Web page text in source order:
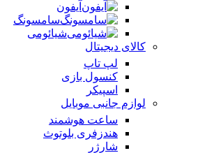
آیفون
سامسونگ
شیائومی
کالای دیجیتال
لپ تاپ
کنسول بازی
اسپیکر
لوازم جانبی موبایل
ساعت هوشمند
هندزفری بلوتوث
شارژر